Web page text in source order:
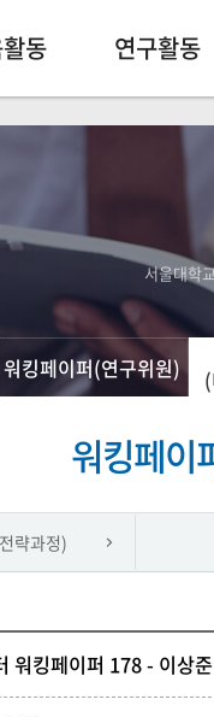
동 연구활동
서울대학
워킹페이퍼(연구위원)
워킹페이
략과정)
워킹페이퍼 178 - 이상